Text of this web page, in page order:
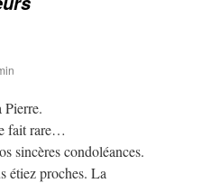
Pierre.
fait rare…
sincères condoléances.
étiez proches. La